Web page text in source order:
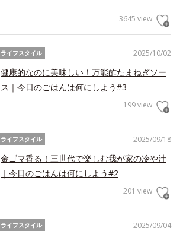
3645 view
2025/10/02
ライフスタイル
健康的なのに美味しい！万能酢たまねぎソー
ス｜今日のごはんは何にしよう#3
199 view
2025/09/18
ライフスタイル
金ゴマ香る！三世代で楽しむ我が家の冷や汁
｜今日のごはんは何にしよう#2
201 view
2025/09/04
ライフスタイル